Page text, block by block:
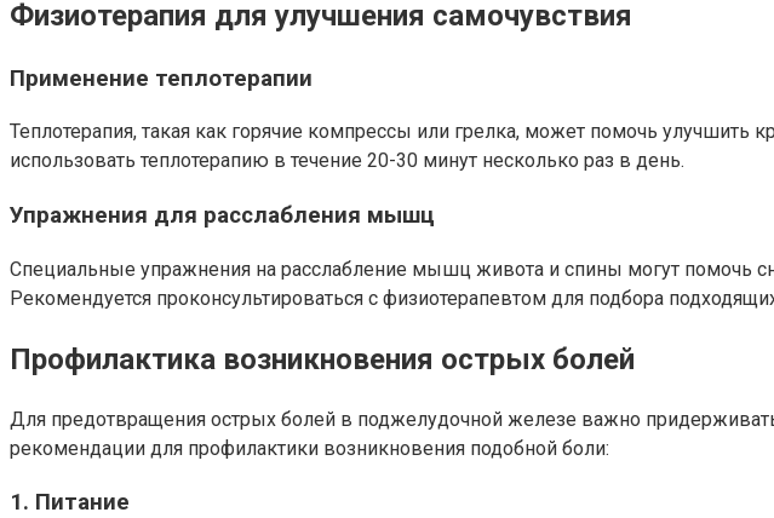
Физиотерапия для улучшения самочувствия
Применение теплотерапии
Теплотерапия, такая как горячие компрессы или грелка, может помочь
использовать теплотерапию в течение 20-30 минут несколько раз в день.
Упражнения для расслабления мышц
Специальные упражнения на расслабление мышц живота и спины могут помочь
Рекомендуется проконсультироваться с физиотерапевтом для подбора
Профилактика возникновения острых болей
Для предотвращения острых болей в поджелудочной железе важно
рекомендации для профилактики возникновения подобной боли:
1. Питание